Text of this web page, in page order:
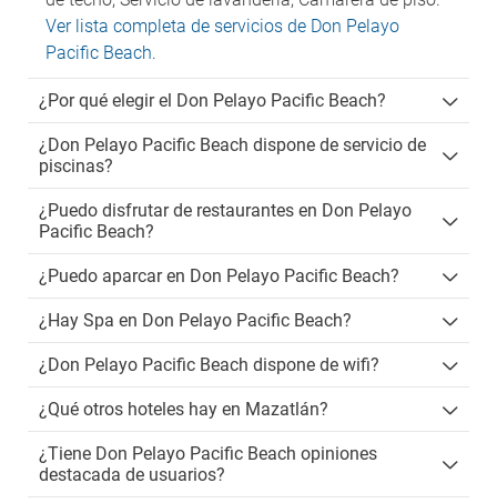
Ver lista completa de servicios de Don Pelayo
Pacific Beach.
¿Por qué elegir el Don Pelayo Pacific Beach?
¿Don Pelayo Pacific Beach dispone de servicio de
piscinas?
¿Puedo disfrutar de restaurantes en Don Pelayo
Pacific Beach?
¿Puedo aparcar en Don Pelayo Pacific Beach?
¿Hay Spa en Don Pelayo Pacific Beach?
¿Don Pelayo Pacific Beach dispone de wifi?
¿Qué otros hoteles hay en Mazatlán?
¿Tiene Don Pelayo Pacific Beach opiniones
destacada de usuarios?